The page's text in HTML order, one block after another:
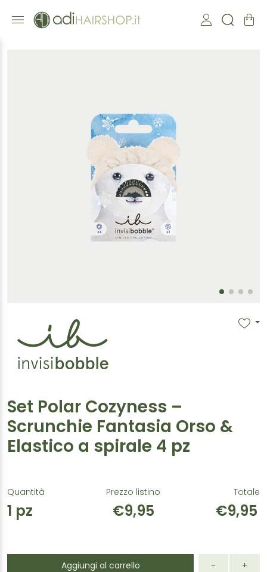
Set Polar Cozyness –
Scrunchie Fantasia Orso &
Elastico a spirale 4 pz
Quantità
1 pz
Prezzo listino
€9,95
Totale
€9,95
Aggiungi al carrello - +